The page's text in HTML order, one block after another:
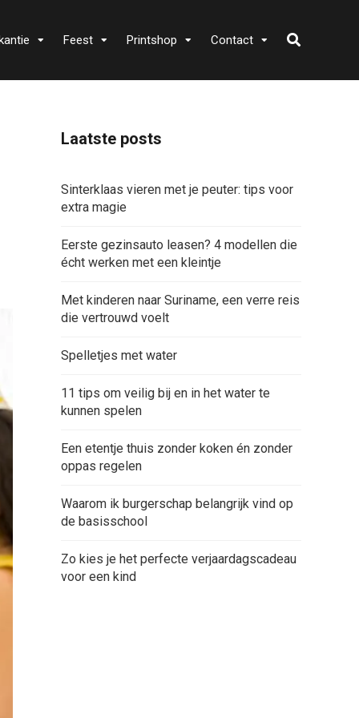
Feest Printshop Contact
Laatste posts
Sinterklaas vieren met je peuter: tips voor
extra magie
Eerste gezinsauto leasen? 4 modellen die
écht werken met een kleintje
Met kinderen naar Suriname, een verre reis
die vertrouwd voelt
Spelletjes met water
11 tips om veilig bij en in het water te
kunnen spelen
Een etentje thuis zonder koken én zonder
oppas regelen
Waarom ik burgerschap belangrijk vind op
de basisschool
Zo kies je het perfecte verjaardagscadeau
voor een kind